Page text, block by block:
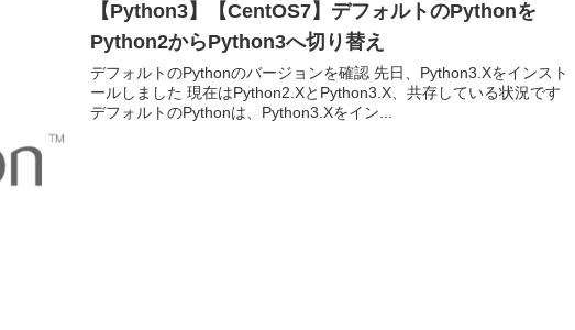
【Python3】【CentOS7】デフォルトのPythonを
Python2からPython3へ切り替え
デフォルトのPythonのバージョンを確認 先日、Python3.Xをインスト
ールしました 現在はPython2.XとPython3.X、共存している状況です
デフォルトのPythonは、Python3.Xをイン...